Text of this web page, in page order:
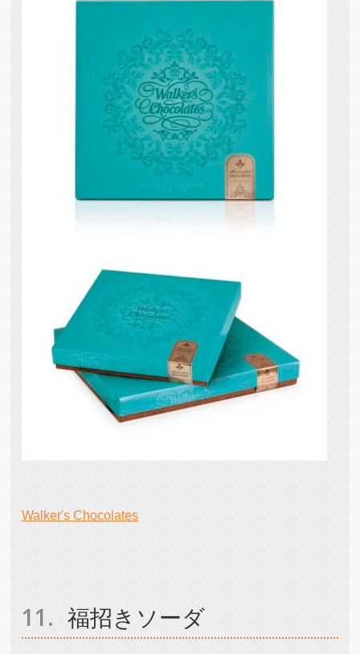
Walker's Chocolates
福招きソーダ